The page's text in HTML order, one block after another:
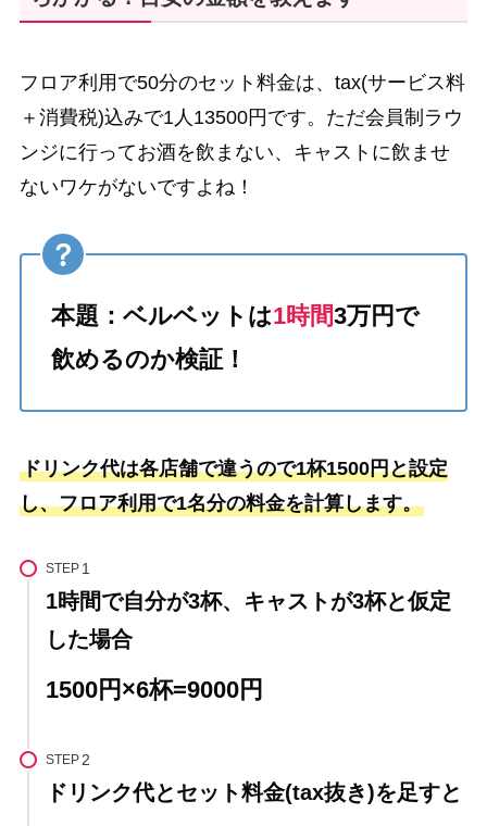
フロア利用で50分のセット料金は、tax(サービス料
＋消費税)込みで1人13500円です。ただ会員制ラウ
ンジに行ってお酒を飲まない、キャストに飲ませ
ないワケがないですよね！
本題：ベルベットは1時間3万円で
飲めるのか検証！
ドリンク代は各店舗で違うので1杯1500円と設定
し、フロア利用で1名分の料金を計算します。
STEP
1時間で自分が3杯、キャストが3杯と仮定
した場合
1500円×6杯=9000円
STEP
ドリンク代とセット料金(tax抜き)を足すと